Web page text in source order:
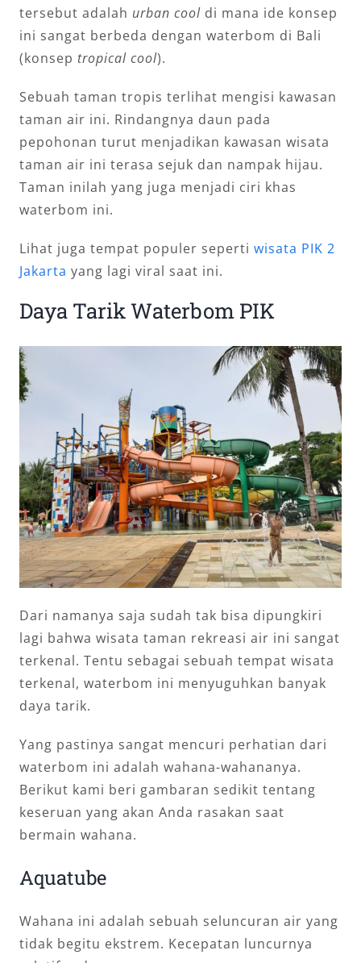
tersebut adalah urban cool di mana ide konsep
ini sangat berbeda dengan waterbom di Bali
(konsep tropical cool).
Sebuah taman tropis terlihat mengisi kawasan
taman air ini. Rindangnya daun pada
pepohonan turut menjadikan kawasan wisata
taman air ini terasa sejuk dan nampak hijau.
Taman inilah yang juga menjadi ciri khas
waterbom ini.
Lihat juga tempat populer seperti wisata PIK 2
Jakarta yang lagi viral saat ini.
Daya Tarik Waterbom PIK
Dari namanya saja sudah tak bisa dipungkiri
lagi bahwa wisata taman rekreasi air ini sangat
terkenal. Tentu sebagai sebuah tempat wisata
terkenal, waterbom ini menyuguhkan banyak
daya tarik.
Yang pastinya sangat mencuri perhatian dari
waterbom ini adalah wahana-wahananya.
Berikut kami beri gambaran sedikit tentang
keseruan yang akan Anda rasakan saat
bermain wahana.
Aquatube
Wahana ini adalah sebuah seluncuran air yang
tidak begitu ekstrem. Kecepatan luncurnya